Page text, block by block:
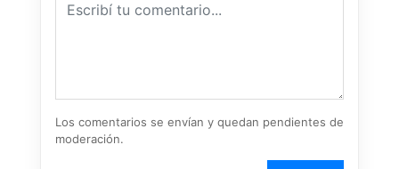
Los comentarios se envían y quedan pendientes de
moderación.